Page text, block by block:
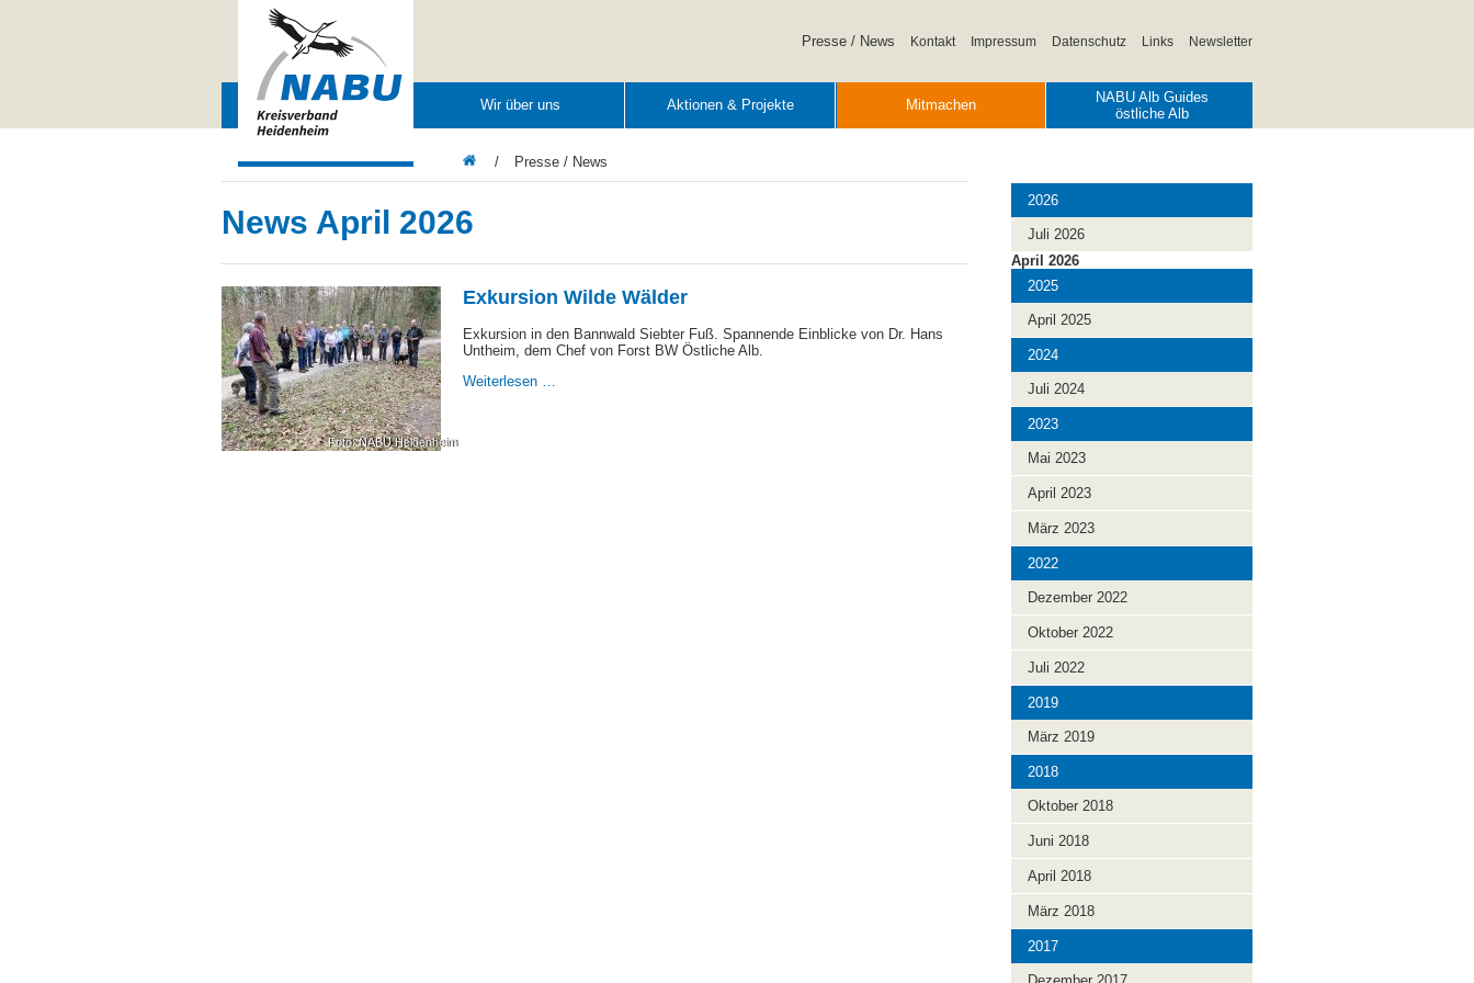
Navigation
Presse / News Kontakt Impressum Datenschutz Links Newsletter
Navigation
überspringen
Wir über uns Aktionen & Projekte Mitmachen
NABU Alb Guides
östliche Alb
/ Presse / News
News April 2026
Foto: NABU Heidenheim
Exkursion Wilde Wälder
Exkursion in den Bannwald Siebter Fuß. Spannende Einblicke von Dr. Hans
Untheim, dem Chef von Forst BW Östliche Alb.
Weiterlesen …
2026
Juli 2026
April 2026
2025
April 2025
2024
Juli 2024
2023
Mai 2023
April 2023
März 2023
2022
Dezember 2022
Oktober 2022
Juli 2022
2019
März 2019
2018
Oktober 2018
Juni 2018
April 2018
März 2018
2017